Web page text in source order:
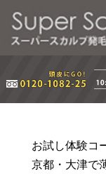
お試し体験コ
京都・大津で